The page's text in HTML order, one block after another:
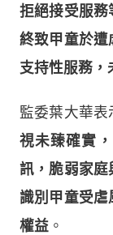
拒絕接受服務
終致甲童於遭
支持性服務，
監委葉大華表
視未臻確實
訊，脆弱家庭
識別甲童受
權益 。